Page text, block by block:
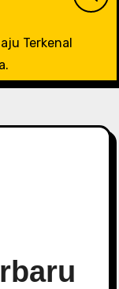
Terkenal